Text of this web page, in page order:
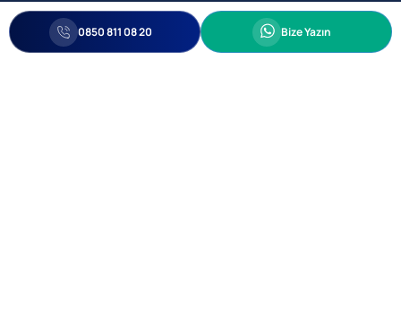
0850 811 08 20 Whatsapp
Bize Yazın
0850 811 08 20